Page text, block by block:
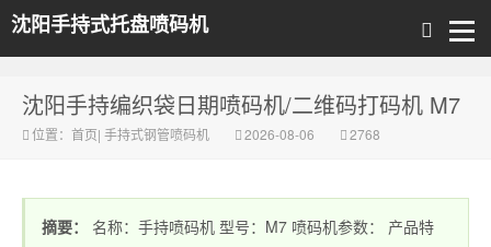
沈阳手持式托盘喷码机
沈阳手持编织袋日期喷码机/二维码打码机 M7
位置： 首页| 手持式钢管喷码机 2026-08-06 2768
摘要：
名称：手持喷码机 型号：M7 喷码机参数： 产品特